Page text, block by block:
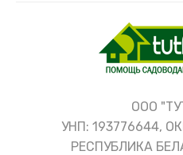
ООО
УНП: 193776644,
РЕСПУБЛИКА